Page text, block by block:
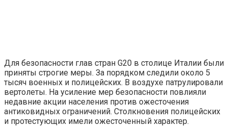
Для безопасности глав стран G20 в столице Италии были
приняты строгие меры. За порядком следили около 5
тысяч военных и полицейских. В воздухе патрулировали
вертолеты. На усиление мер безопасности повлияли
недавние акции населения против ожесточения
антиковидных ограничений. Столкновения полицейских
и протестующих имели ожесточенный характер.